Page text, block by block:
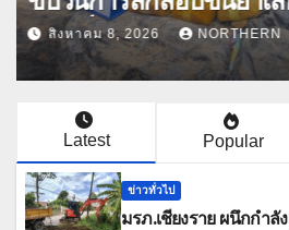
NEXT 2026” ติดอาวุธ
100 ราย ดันสินค้าอัตลั
สิงหาคม 8, 2026
Latest Popular
ข่าวทั่วไป
มรภ.เชียงราย ผนึกกำ